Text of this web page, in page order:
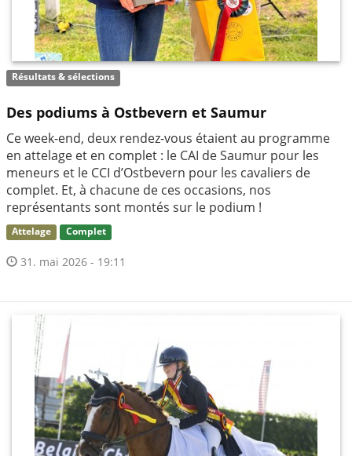
Résultats & sélections
Des podiums à Ostbevern et Saumur
Ce week-end, deux rendez-vous étaient au programme
en attelage et en complet : le CAI de Saumur pour les
meneurs et le CCI d’Ostbevern pour les cavaliers de
complet. Et, à chacune de ces occasions, nos
représentants sont montés sur le podium !
Attelage Complet
31. mai 2026 - 19:11